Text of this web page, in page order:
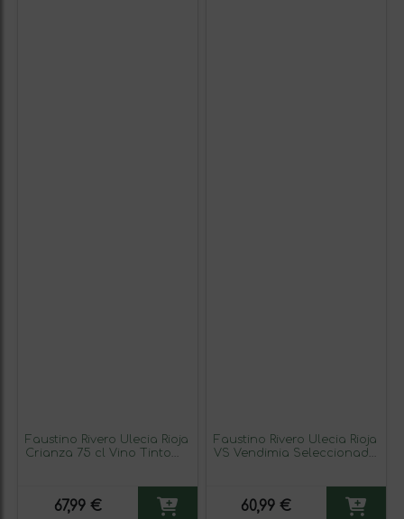
Faustino Rivero Ulecia Rioja
Crianza 75 cl Vino Tinto
67,99 €
Faustino Rivero Ulecia Rioja
VS Vendimia Seleccionada
60,99 €